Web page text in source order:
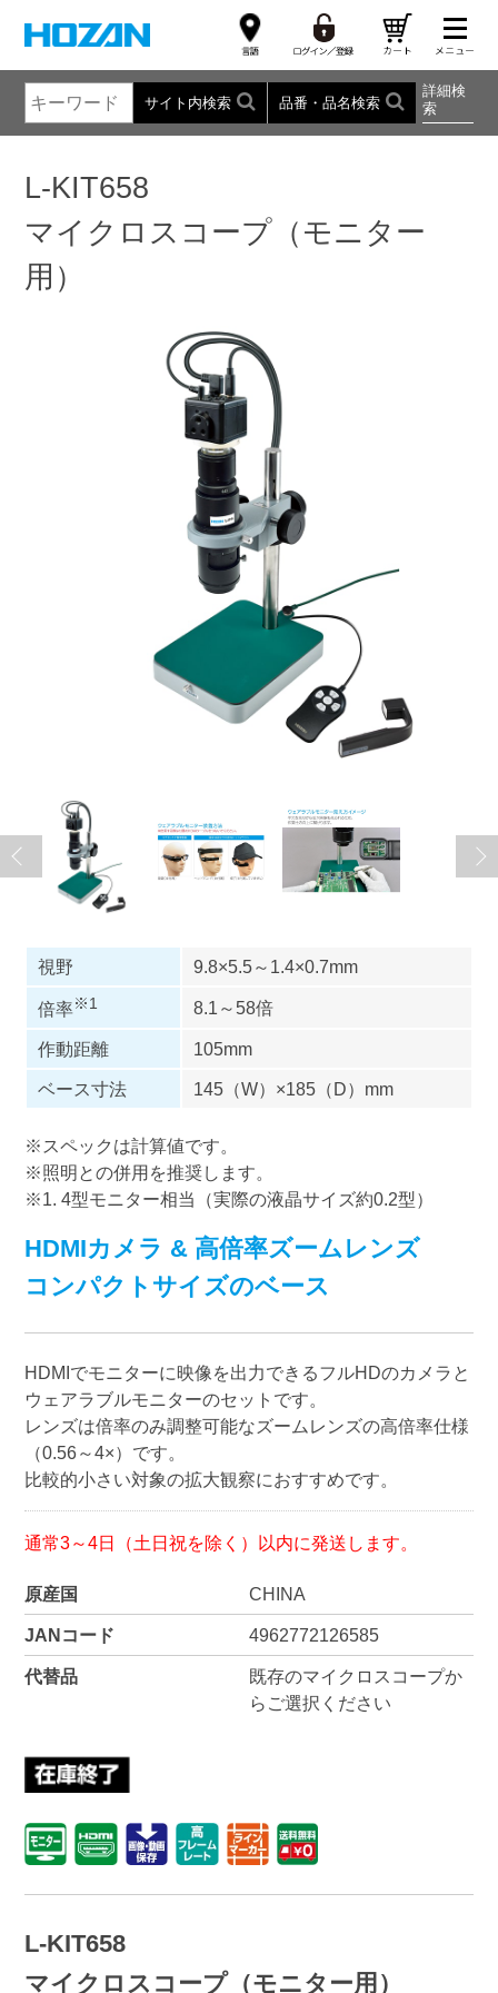
サイト内検索 品番・品名検索
詳細検
索
L-KIT658
マイクロスコープ（モニター
用）
視野 9.8×5.5～1.4×0.7mm
倍率※1 8.1～58倍
作動距離
105mm
ベース寸法
145（W）×185（D）mm
※スペックは計算値です。
※照明との併用を推奨します。
※1. 4型モニター相当（実際の液晶サイズ約0.2型）
HDMIカメラ & 高倍率ズームレンズ
コンパクトサイズのベース
HDMIでモニターに映像を出力できるフルHDのカメラと
ウェアラブルモニターのセットです。
レンズは倍率のみ調整可能なズームレンズの高倍率仕様
（0.56～4×）です。
比較的小さい対象の拡大観察におすすめです。
通常3～4日（土日祝を除く）以内に発送します。
原産国 CHINA
JANコード 4962772126585
代替品
既存のマイクロスコープか
らご選択ください
L-KIT658
マイクロスコープ（モニター用）